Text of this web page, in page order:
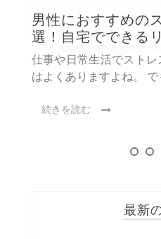
男性におすすめの
選！自宅でできる
仕事や日常生活でスト
はよくありますよね。
続きを読む
最新